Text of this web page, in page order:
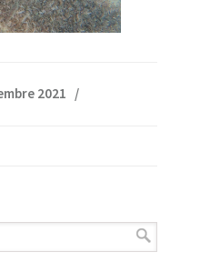
2021 /